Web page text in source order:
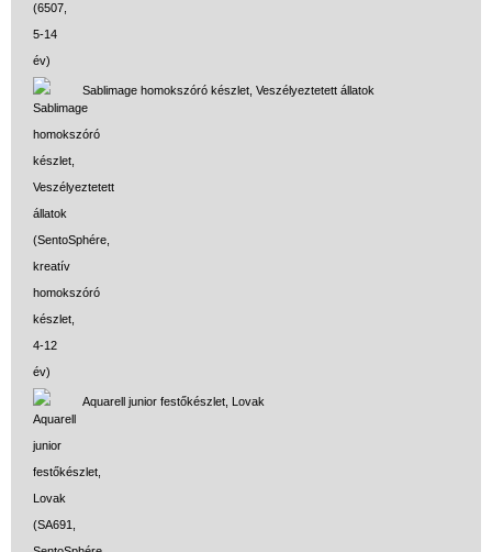
Sablimage homokszóró készlet, Veszélyeztetett állatok
Aquarell junior festőkészlet, Lovak